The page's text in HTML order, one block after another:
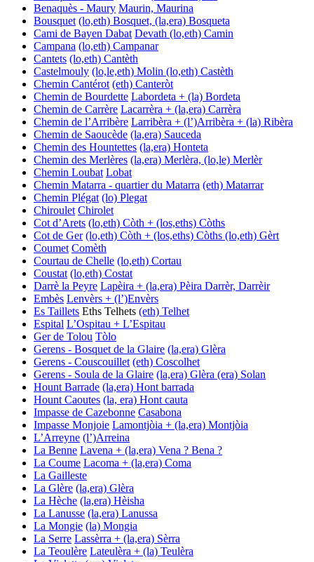
Benaquès - Maury Maurin, Maurina
Bousquet (lo,eth) Bosquet, (la,era) Bosqueta
Cami de Bayen Dabat Devath (lo,eth) Camin
Campana (lo,eth) Campanar
Cantets (lo,eth) Cantèth
Castelmouly (lo,le,eth) Molin (lo,eth) Castèth
Chemin Cantérot (eth) Canteròt
Chemin de Bourdette Labordeta + (la) Bordeta
Chemin de Carrère Lacarrèra + (la,era) Carrèra
Chemin de l’Arribère Larribèra + (l’)Arribèra + (la) Ribèra
Chemin de Saoucède (la,era) Sauceda
Chemin des Hountettes (la,era) Honteta
Chemin des Merlères (la,era) Merlèra, (lo,le) Merlèr
Chemin Loubat Lobat
Chemin Matarra - quartier du Matarra (eth) Matarrar
Chemin Plégat (lo) Plegat
Chiroulet Chirolet
Cot d’Arets (lo,eth) Còth + (los,eths) Còths
Cot de Ger (lo,eth) Còth + (los,eths) Còths (lo,eth) Gèrt
Coumet Comèth
Courtau de Chelle (lo,eth) Cortau
Coustat (lo,eth) Costat
Darrè la Peyre Lapèira + (la,era) Pèira Darrèr, Darrèir
Embès Lenvèrs + (l’)Envèrs
Es Taillets Eths Telhets (eth) Telhet
Espital L’Ospitau + L’Espitau
Ger de Tolou Tòlo
Gerens - Bosquet de la Glaire (la,era) Glèra
Gerens - Couscouillet (eth) Coscolhet
Gerens - Soula de la Glaire (la,era) Glèra (era) Solan
Hount Barrade (la,era) Hont barrada
Hount Caoutes (la, era) Hont cauta
Impasse de Cazebonne Casabona
Impasse Monjoie Lamontjòia + (la,era) Montjòia
L’Arreyne (l’)Arreina
La Benne Lavena + (la,era) Vena ? Bena ?
La Coume Lacoma + (la,era) Coma
La Gailleste
La Glère (la,era) Glèra
La Hèche (la,era) Hèisha
La Lanusse (la,era) Lanussa
La Mongie (la) Mongia
La Serre Lassèrra + (la,era) Sèrra
La Teoulère Lateulèra + (la) Teulèra